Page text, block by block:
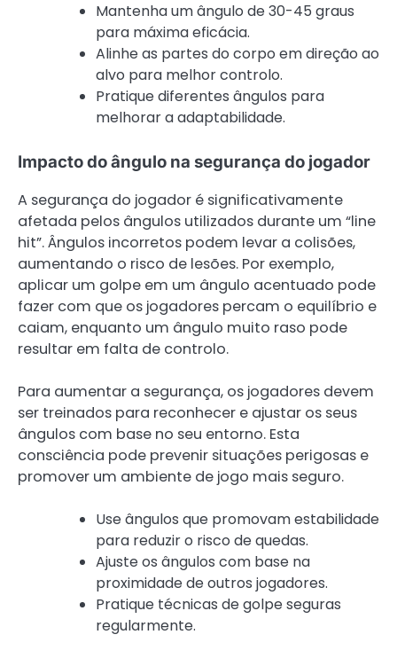
Mantenha um ângulo de 30-45 graus
para máxima eficácia.
Alinhe as partes do corpo em direção ao
alvo para melhor controlo.
Pratique diferentes ângulos para
melhorar a adaptabilidade.
Impacto do ângulo na segurança do jogador
A segurança do jogador é significativamente
afetada pelos ângulos utilizados durante um “line
hit”. Ângulos incorretos podem levar a colisões,
aumentando o risco de lesões. Por exemplo,
aplicar um golpe em um ângulo acentuado pode
fazer com que os jogadores percam o equilíbrio e
caiam, enquanto um ângulo muito raso pode
resultar em falta de controlo.
Para aumentar a segurança, os jogadores devem
ser treinados para reconhecer e ajustar os seus
ângulos com base no seu entorno. Esta
consciência pode prevenir situações perigosas e
promover um ambiente de jogo mais seguro.
Use ângulos que promovam estabilidade
para reduzir o risco de quedas.
Ajuste os ângulos com base na
proximidade de outros jogadores.
Pratique técnicas de golpe seguras
regularmente.